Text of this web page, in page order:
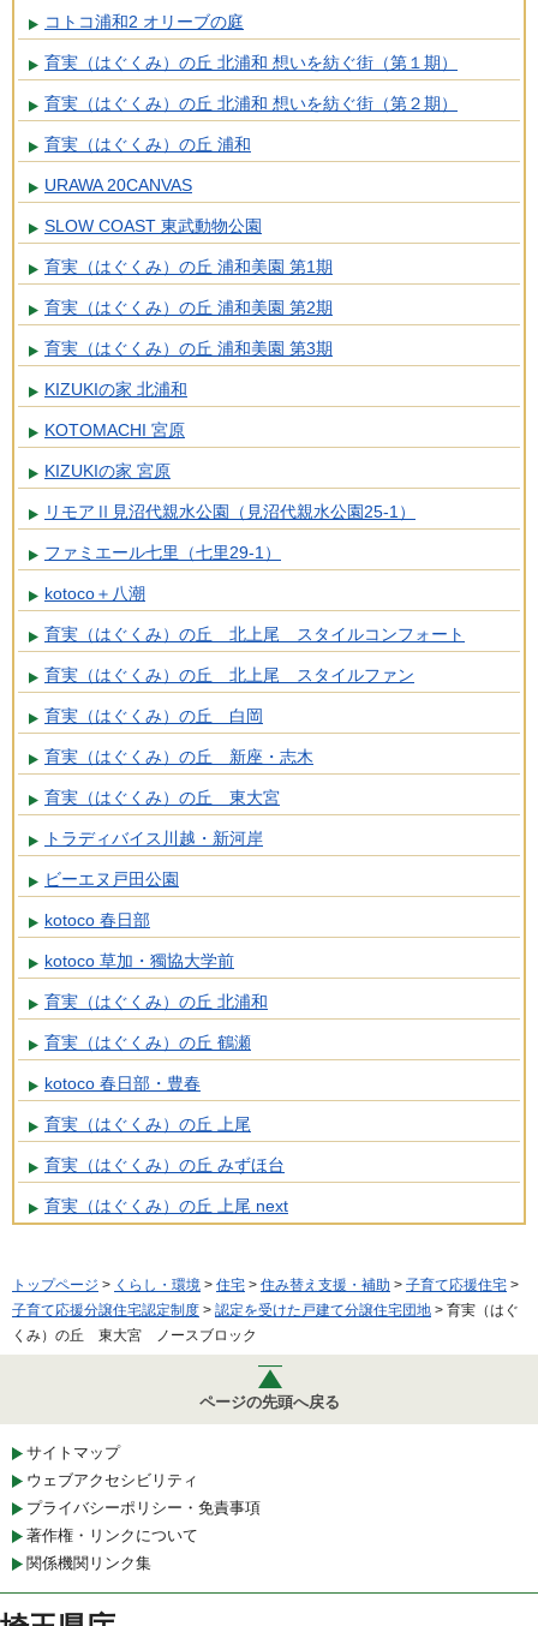
コトコ浦和2 オリーブの庭
育実（はぐくみ）の丘 北浦和 想いを紡ぐ街（第１期）
育実（はぐくみ）の丘 北浦和 想いを紡ぐ街（第２期）
育実（はぐくみ）の丘 浦和
URAWA 20CANVAS
SLOW COAST 東武動物公園
育実（はぐくみ）の丘 浦和美園 第1期
育実（はぐくみ）の丘 浦和美園 第2期
育実（はぐくみ）の丘 浦和美園 第3期
KIZUKIの家 北浦和
KOTOMACHI 宮原
KIZUKIの家 宮原
リモアⅡ見沼代親水公園（見沼代親水公園25-1）
ファミエール七里（七里29-1）
kotoco＋八潮
育実（はぐくみ）の丘 北上尾 スタイルコンフォート
育実（はぐくみ）の丘 北上尾 スタイルファン
育実（はぐくみ）の丘 白岡
育実（はぐくみ）の丘 新座・志木
育実（はぐくみ）の丘 東大宮
トラディバイス川越・新河岸
ビーエヌ戸田公園
kotoco 春日部
kotoco 草加・獨協大学前
育実（はぐくみ）の丘 北浦和
育実（はぐくみ）の丘 鶴瀬
kotoco 春日部・豊春
育実（はぐくみ）の丘 上尾
育実（はぐくみ）の丘 みずほ台
育実（はぐくみ）の丘 上尾 next
トップページ > くらし・環境 > 住宅 > 住み替え支援・補助 > 子育て応援住宅 >
子育て応援分譲住宅認定制度 > 認定を受けた戸建て分譲住宅団地 > 育実（はぐ
くみ）の丘 東大宮 ノースブロック
ページの先頭へ戻る
サイトマップ
ウェブアクセシビリティ
プライバシーポリシー・免責事項
著作権・リンクについて
関係機関リンク集